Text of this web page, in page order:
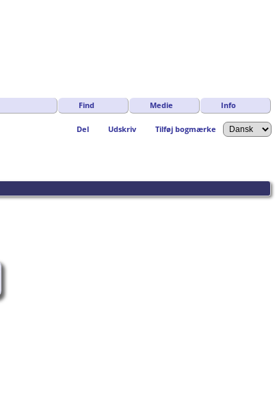
Find Medie Info
Del Udskriv Tilføj bogmærke